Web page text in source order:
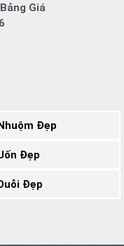
Giá
Đẹp
Đẹp
Đẹp